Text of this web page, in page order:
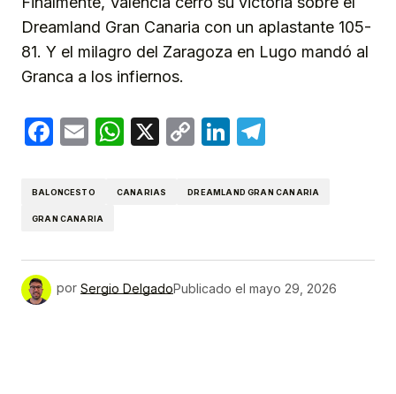
Dreamland Gran Canaria con un aplastante 105-
81. Y el milagro del Zaragoza en Lugo mandó al
Granca a los infiernos.
Facebook
EmailWhatsApp
X
CopyLinkedIn
BALONCESTO CANARIAS DREAMLAND GRAN CANARIA
GRAN CANARIA
por Sergio DelgadoPublicado el mayo 29, 2026